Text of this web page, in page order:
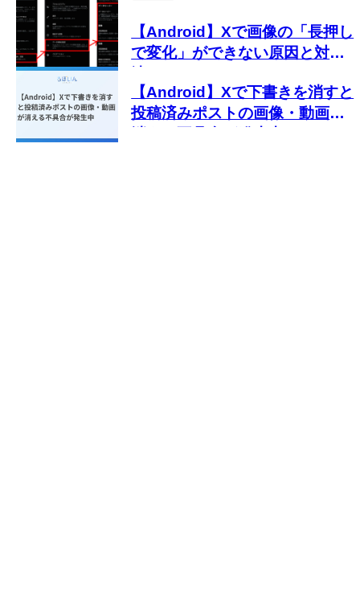
【Android】Xで画像の「長押し
で変化」ができない原因と対処
【Android】Xで下書きを消すと
投稿済みポストの画像・動画が